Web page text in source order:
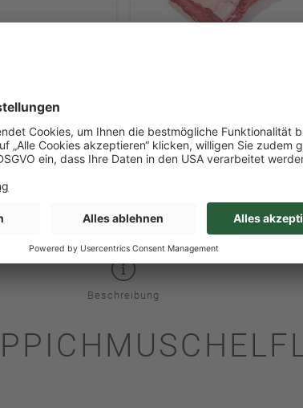
mit Haut
"Rioplatense"
ca. 4,142 kg/l Inhalt
Beschreibung